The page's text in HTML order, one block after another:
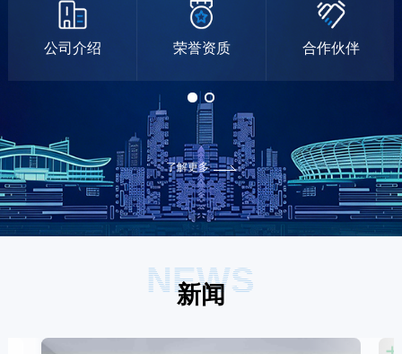
公司介绍 荣誉资质 合作伙伴
了解更多
NEWS
新闻